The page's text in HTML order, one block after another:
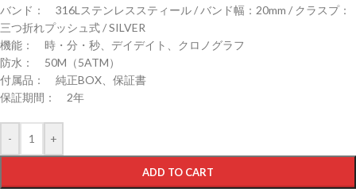
バンド： 316Lステンレススティール / バンド幅：20mm / クラスプ：
三つ折れプッシュ式 / SILVER
機能： 時・分・秒、デイデイト、クロノグラフ
防水： 50M（5ATM）
付属品： 純正BOX、保証書
保証期間： 2年
- +
ADD TO CART